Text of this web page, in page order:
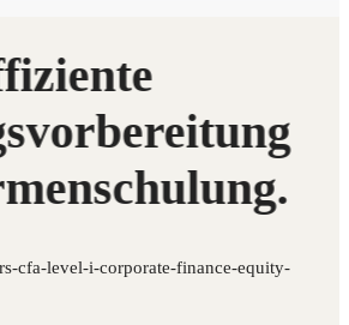
cfa-level-i-corporate-finance-equity-